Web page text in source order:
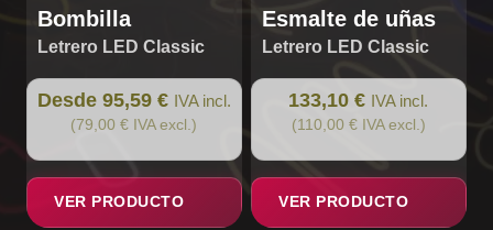
Bombilla
Letrero LED Classic
Desde 95,59 € IVA incl.
(79,00 € IVA excl.)
VER PRODUCTO
de
producto
Esmalte de uñas
Letrero LED Classic
133,10 € IVA incl.
(110,00 € IVA excl.)
VER PRODUCTO